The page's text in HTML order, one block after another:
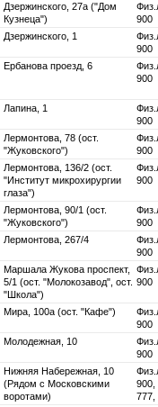
Дзержинского, 27а ("Дом
Кузнеца")
900
Дзержинского, 1
900
Ербанова проезд, 6
900
Лапина, 1
900
Лермонтова, 78 (ост.
"Жуковского")
900
Лермонтова, 136/2 (ост.
"Институт микрохирургии
глаза")
900
Лермонтова, 90/1 (ост.
"Жуковского")
900
Лермонтова, 267/4
900
Маршала Жукова проспект,
5/1 (ост. "Молокозавод", ост.
"Школа")
900
Мира, 100а (ост. "Кафе")
900
Молодежная, 10
900
Нижняя Набережная, 10
(Рядом с Московскими
воротами)
900,
777,